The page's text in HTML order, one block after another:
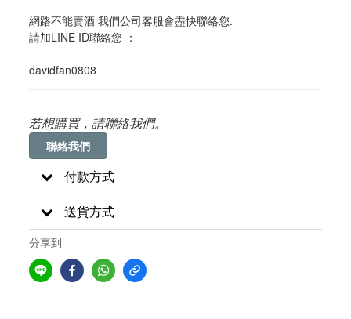
網路不能賣酒 我們公司客服會盡快聯絡您.
請加LINE ID聯絡您 ：
davidfan0808
若想購買，請聯絡我們。
聯絡我們
付款方式
送貨方式
分享到